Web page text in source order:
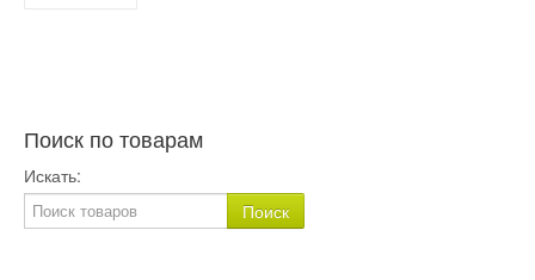
Поиск по товарам
Искать: